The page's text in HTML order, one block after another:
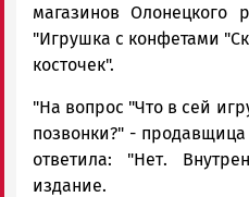
магазинов Олонецкого
"Игрушка с конфетами
косточек".
"На вопрос "Что в сей
позвонки?" -
ответила: "Нет.
издание.